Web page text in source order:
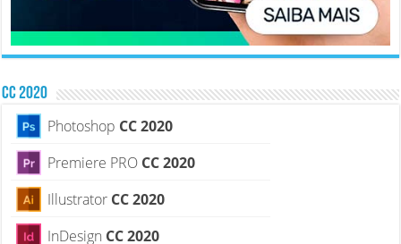
CC 2020
Photoshop CC 2020
Premiere PRO CC 2020
Illustrator CC 2020
InDesign CC 2020